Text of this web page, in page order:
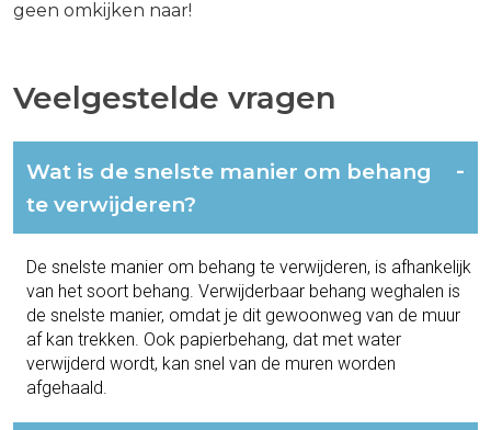
geen omkijken naar!
Veelgestelde vragen
Wat is de snelste manier om behang
te verwijderen?
-
De snelste manier om behang te verwijderen, is afhankelijk
van het soort behang. Verwijderbaar behang weghalen is
de snelste manier, omdat je dit gewoonweg van de muur
af kan trekken. Ook papierbehang, dat met water
verwijderd wordt, kan snel van de muren worden
afgehaald.